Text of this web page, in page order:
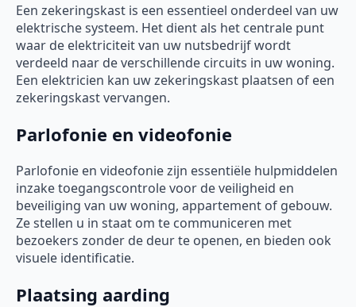
Een zekeringskast is een essentieel onderdeel van uw
elektrische systeem. Het dient als het centrale punt
waar de elektriciteit van uw nutsbedrijf wordt
verdeeld naar de verschillende circuits in uw woning.
Een elektricien kan uw zekeringskast plaatsen of een
zekeringskast vervangen.
Parlofonie en videofonie
Parlofonie en videofonie zijn essentiële hulpmiddelen
inzake toegangscontrole voor de veiligheid en
beveiliging van uw woning, appartement of gebouw.
Ze stellen u in staat om te communiceren met
bezoekers zonder de deur te openen, en bieden ook
visuele identificatie.
Plaatsing aarding